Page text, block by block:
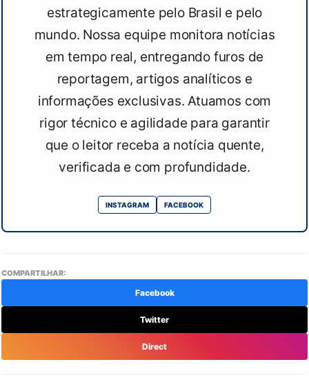
estrategicamente pelo Brasil e pelo
mundo. Nossa equipe monitora notícias
em tempo real, entregando furos de
reportagem, artigos analíticos e
informações exclusivas. Atuamos com
rigor técnico e agilidade para garantir
que o leitor receba a notícia quente,
verificada e com profundidade.
INSTAGRAM FACEBOOK
COMPARTILHAR:
Facebook
Twitter
Direct